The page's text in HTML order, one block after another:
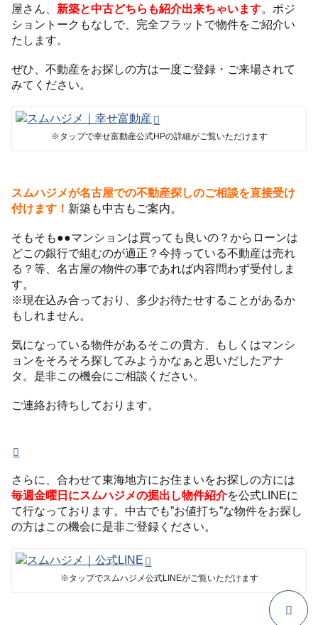
屋さん、 新築と中古どちらも紹介出来ちゃいます。ポジ
ショントークもなしで、完全フラットで物件をご紹介い
たします。
ぜひ、不動産をお探しの方は一度ご登録・ご来場されて
みてください。
※タップで幸せ富動産公式HPの詳細がご覧いただけます
スムハジメが名古屋での不動産探しのご相談を直接受け
付けます！ 新築も中古もご案内。
そもそも●●マンションは買っても良いの？からローンは
どこの銀行で組むのが適正？今持っている不動産は売れ
る？等、名古屋の物件の事であれば内容問わず受付しま
す。
※現在込み合っており、多少お待たせすることがあるか
もしれません。
気になっている物件があるそこの貴方、もしくはマンシ
ョンをそろそろ探してみようかなぁと思いだしたアナ
タ。是非この機会にご相談ください。
ご連絡お待ちしております。
さらに、合わせて東海地方にお住まいをお探しの方には
毎週金曜日にスムハジメの掘出し物件紹介を公式LINEに
て行なっております。中古でも”お値打ち”な物件をお探し
の方はこの機会に是非ご登録ください。
※タップでスムハジメ公式LINEがご覧いただけます